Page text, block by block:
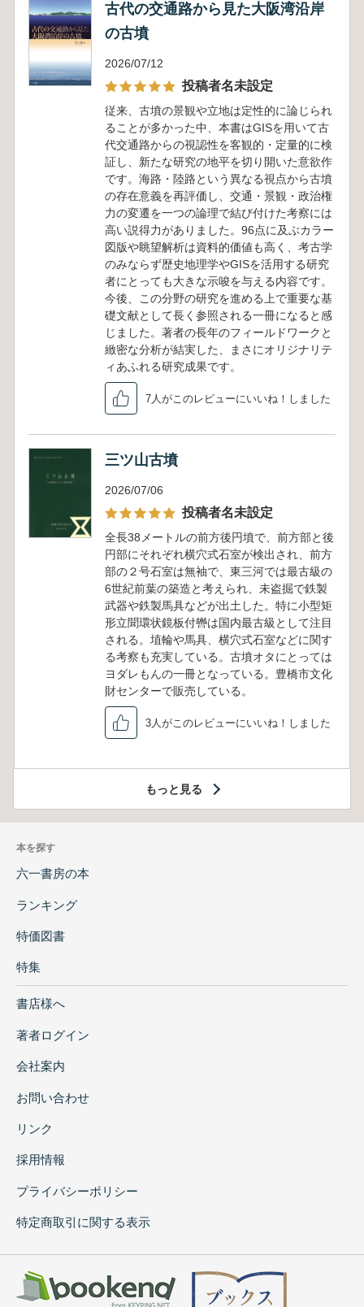
古代の交通路から見た大阪湾沿岸
の古墳
2026/07/12
投稿者名未設定
従来、古墳の景観や立地は定性的に論じられ
ることが多かった中、本書はGISを用いて古
代交通路からの視認性を客観的・定量的に検
証し、新たな研究の地平を切り開いた意欲作
です。海路・陸路という異なる視点から古墳
の存在意義を再評価し、交通・景観・政治権
力の変遷を一つの論理で結び付けた考察には
高い説得力がありました。96点に及ぶカラー
図版や眺望解析は資料的価値も高く、考古学
のみならず歴史地理学やGISを活用する研究
者にとっても大きな示唆を与える内容です。
今後、この分野の研究を進める上で重要な基
礎文献として長く参照される一冊になると感
じました。著者の長年のフィールドワークと
緻密な分析が結実した、まさにオリジナリテ
ィあふれる研究成果です。
7人がこのレビューにいいね！しました
三ツ山古墳
2026/07/06
投稿者名未設定
全長38メートルの前方後円墳で、前方部と後
円部にそれぞれ横穴式石室が検出され、前方
部の２号石室は無袖で、東三河では最古級の
6世紀前葉の築造と考えられ、未盗掘で鉄製
武器や鉄製馬具などが出土した。特に小型矩
形立聞環状鏡板付轡は国内最古級として注目
される。埴輪や馬具、横穴式石室などに関す
る考察も充実している。古墳オタにとっては
ヨダレもんの一冊となっている。豊橋市文化
財センターで販売している。
3人がこのレビューにいいね！しました
もっと見る
本を探す
六一書房の本
ランキング
特価図書
特集
書店様へ
著者ログイン
会社案内
お問い合わせ
リンク
採用情報
プライバシーポリシー
特定商取引に関する表示